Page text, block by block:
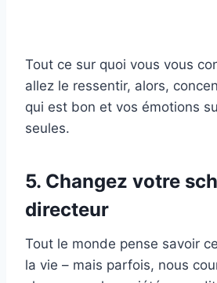
Tout ce sur quoi vous vous
allez le ressentir, alors,
qui est bon et vos émotions
seules.
5. Changez votre
directeur
Tout le monde pense savoir
la vie – mais parfois, nous